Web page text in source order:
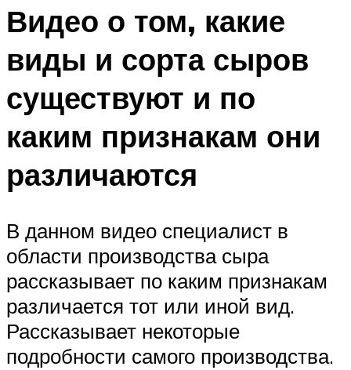
Видео о том, какие
виды и сорта сыров
существуют и по
каким признакам они
различаются
В данном видео специалист в
области производства сыра
рассказывает по каким признакам
различается тот или иной вид.
Рассказывает некоторые
подробности самого производства.